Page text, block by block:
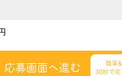
応募画面へ進む
簡単&
30秒で完